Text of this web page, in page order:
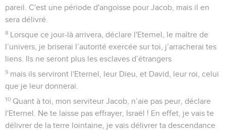
pareil. C'est une période d'angoisse pour Jacob, mais il en
sera délivré.
8 Lorsque ce jour-là arrivera, déclare l'Eternel, le maître de
l’univers, je briserai l’autorité exercée sur toi, j’arracherai tes
liens. Ils ne seront plus les esclaves d’étrangers
9 mais ils serviront l'Eternel, leur Dieu, et David, leur roi, celui
que je leur donnerai.
10 Quant à toi, mon serviteur Jacob, n’aie pas peur, déclare
l'Eternel. Ne te laisse pas effrayer, Israël ! En effet, je vais te
délivrer de la terre lointaine, je vais délivrer ta descendance